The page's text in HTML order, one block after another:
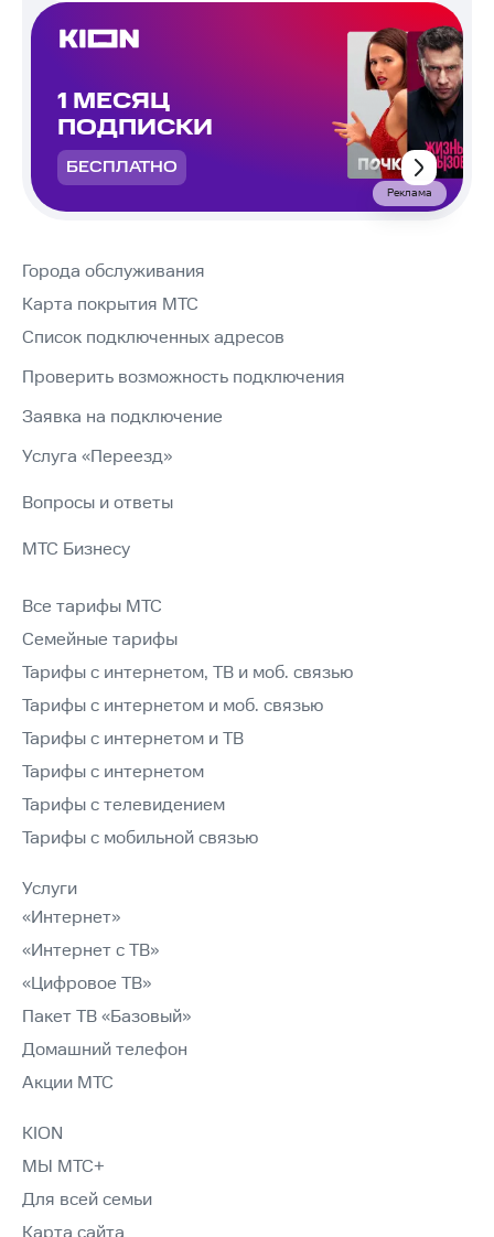
1 МЕСЯЦ
ПОДПИСКИ
БЕСПЛАТНО
Реклама
Города обслуживания
Карта покрытия МТС
Список подключенных адресов
Проверить возможность подключения
Заявка на подключение
Услуга «Переезд»
Вопросы и ответы
МТС Бизнесу
Все тарифы МТС
Семейные тарифы
Тарифы с интернетом, ТВ и моб. связью
Тарифы с интернетом и моб. связью
Тарифы с интернетом и ТВ
Тарифы с интернетом
Тарифы с телевидением
Тарифы с мобильной связью
Услуги
«Интернет»
«Интернет с ТВ»
«Цифровое ТВ»
Пакет ТВ «Базовый»
Домашний телефон
Акции МТС
KION
МЫ МТС+
Для всей семьи